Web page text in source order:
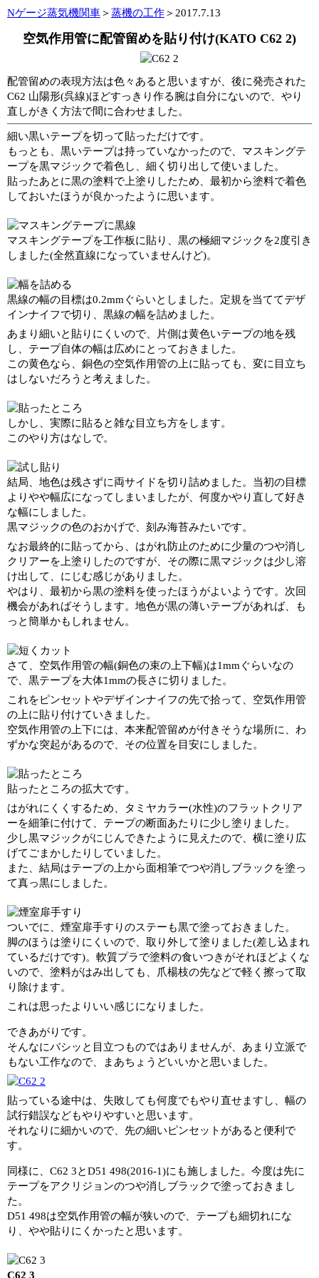
Nゲージ蒸気機関車＞ 蒸機の工作＞2017.7.13
空気作用管に配管留めを貼り付け(KATO C62 2)
配管留めの表現方法は色々あると思いますが、後に発売された
C62 山陽形(呉線)ほどすっきり作る腕は自分にないので、やり
直しがきく方法で間に合わせました。
細い黒いテープを切って貼っただけです。
もっとも、黒いテープは持っていなかったので、マスキングテ
ープを黒マジックで着色し、細く切り出して使いました。
貼ったあとに黒の塗料で上塗りしたため、最初から塗料で着色
しておいたほうが良かったように思います。
マスキングテープを工作板に貼り、黒の極細マジックを2度引き
しました(全然直線になっていませんけど)。
黒線の幅の目標は0.2mmぐらいとしました。定規を当ててデザ
インナイフで切り、黒線の幅を詰めました。
あまり細いと貼りにくいので、片側は黄色いテープの地を残
し、テープ自体の幅は広めにとっておきました。
この黄色なら、銅色の空気作用管の上に貼っても、変に目立ち
はしないだろうと考えました。
しかし、実際に貼ると雑な目立ち方をします。
このやり方はなしで。
結局、地色は残さずに両サイドを切り詰めました。当初の目標
よりやや幅広になってしまいましたが、何度かやり直して好き
な幅にしました。
黒マジックの色のおかげで、刻み海苔みたいです。
なお最終的に貼ってから、はがれ防止のために少量のつや消し
クリアーを上塗りしたのですが、その際に黒マジックは少し溶
け出して、にじむ感じがありました。
やはり、最初から黒の塗料を使ったほうがよいようです。次回
機会があればそうします。地色が黒の薄いテープがあれば、も
っと簡単かもしれません。
さて、空気作用管の幅(銅色の束の上下幅)は1mmぐらいなの
で、黒テープを大体1mmの長さに切りました。
これをピンセットやデザインナイフの先で拾って、空気作用管
の上に貼り付けていきました。
空気作用管の上下には、本来配管留めが付きそうな場所に、わ
ずかな突起があるので、その位置を目安にしました。
貼ったところの拡大です。
はがれにくくするため、タミヤカラー(水性)のフラットクリア
ーを細筆に付けて、テープの断面あたりに少し塗りました。
少し黒マジックがにじんできたように見えたので、横に塗り広
げてごまかしたりしていました。
また、結局はテープの上から面相筆でつや消しブラックを塗っ
て真っ黒にしました。
ついでに、煙室扉手すりのステーも黒で塗っておきました。
脚のほうは塗りにくいので、取り外して塗りました(差し込まれ
ているだけです)。軟質プラで塗料の食いつきがそれほどよくな
いので、塗料がはみ出しても、爪楊枝の先などで軽く擦って取
り除けます。
これは思ったよりいい感じになりました。
できあがりです。
そんなにバシッと目立つものではありませんが、あまり立派で
もない工作なので、まあちょうどいいかと思いました。
貼っている途中は、失敗しても何度でもやり直せますし、幅の
試行錯誤などもやりやすいと思います。
それなりに細かいので、先の細いピンセットがあると便利で
す。
同様に、C62 3とD51 498(2016-1)にも施しました。今度は先に
テープをアクリジョンのつや消しブラックで塗っておきまし
た。
D51 498は空気作用管の幅が狭いので、テープも細切れにな
り、やや貼りにくかったと思います。
C62 3